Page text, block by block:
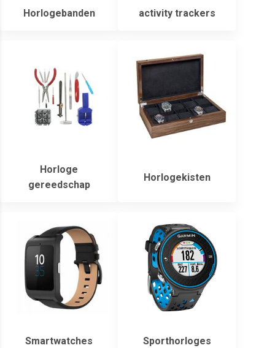
Horlogebanden activity trackers
Horloge
gereedschap
Horlogekisten
Smartwatches Sporthorloges